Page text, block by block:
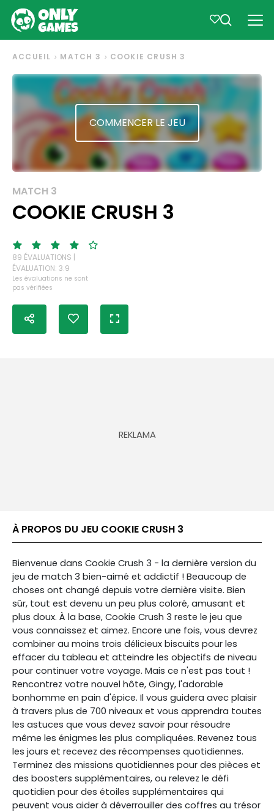
ACCUEIL MATCH 3 COOKIE CRUSH 3
COMMENCER LE JEU
MATCH 3
COOKIE CRUSH 3
89 ÉVALUATIONS |
ÉVALUATION: 3.9
Les évaluations ne sont
pas vérifiées
À PROPOS DU JEU COOKIE CRUSH 3
Bienvenue dans Cookie Crush 3 - la dernière version du
jeu de match 3 bien-aimé et addictif ! Beaucoup de
choses ont changé depuis votre dernière visite. Bien
sûr, tout est devenu un peu plus coloré, amusant et
plus doux. À la base, Cookie Crush 3 reste le jeu que
vous connaissez et aimez. Encore une fois, vous devrez
combiner au moins trois délicieux biscuits pour les
effacer du tableau et atteindre les objectifs de niveau
pour continuer votre voyage. Mais ce n'est pas tout !
Rencontrez votre nouvel hôte, Gingy, l'adorable
bonhomme en pain d'épice. Il vous guidera avec plaisir
à travers plus de 700 niveaux et vous apprendra toutes
les astuces que vous devez savoir pour résoudre
même les énigmes les plus compliquées. Revenez tous
les jours et recevez des récompenses quotidiennes.
Terminez des missions quotidiennes pour des pièces et
des boosters supplémentaires, ou relevez le défi
quotidien pour des étoiles supplémentaires qui
peuvent vous aider à déverrouiller des coffres au trésor